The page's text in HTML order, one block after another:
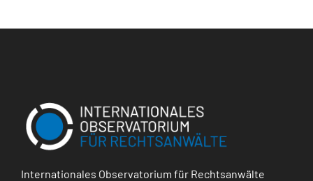
Internationales Observatorium für Rechtsanwälte